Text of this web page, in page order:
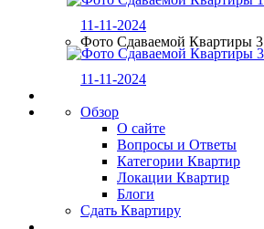
11-11-2024
Фото Сдаваемой Квартиры 3
11-11-2024
Обзор
О сайте
Вопросы и Ответы
Категории Квартир
Локации Квартир
Блоги
Сдать Квартиру